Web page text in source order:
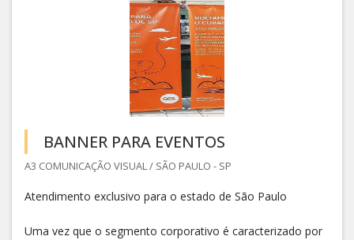
BANNER PARA EVENTOS
A3 COMUNICAÇÃO VISUAL / SÃO PAULO - SP
Atendimento exclusivo para o estado de São Paulo
Uma vez que o segmento corporativo é caracterizado por